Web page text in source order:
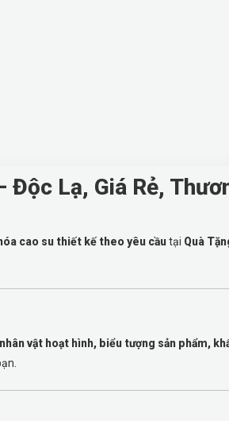
Độc Lạ, Giá Rẻ,
cao su thiết kế theo yêu cầutại Quà
vật hoạt hình, biểu tượng sản phẩm,